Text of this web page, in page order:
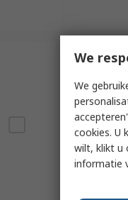
We
We
cookies. U
wilt, klikt u
informatie